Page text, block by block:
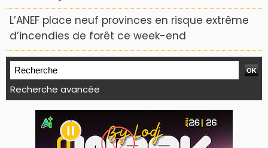
L’ANEF place neuf provinces en risque extrême
d’incendies de forêt ce week-end
Recherche avancée